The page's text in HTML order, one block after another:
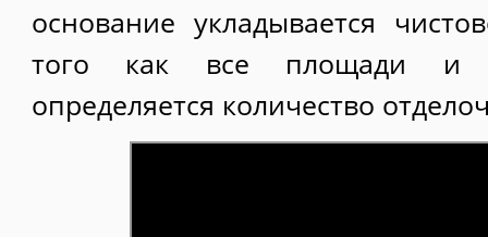
основание укладывается
того как все площади и
определяется количество